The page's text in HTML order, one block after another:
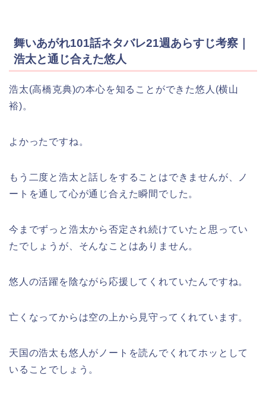
舞いあがれ101話ネタバレ21週あらすじ考察｜
浩太と通じ合えた悠人
浩太(高橋克典)の本心を知ることができた悠人(横山
裕)。
よかったですね。
もう二度と浩太と話しをすることはできませんが、ノ
ートを通して心が通じ合えた瞬間でした。
今までずっと浩太から否定され続けていたと思ってい
たでしょうが、そんなことはありません。
悠人の活躍を陰ながら応援してくれていたんですね。
亡くなってからは空の上から見守ってくれています。
天国の浩太も悠人がノートを読んでくれてホッとして
いることでしょう。